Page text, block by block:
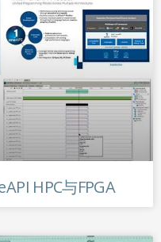
HPC与FPGA